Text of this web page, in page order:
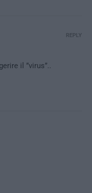
il ”virus”..
REPLY